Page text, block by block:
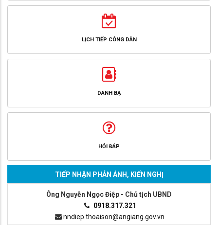
LỊCH TIẾP CÔNG DÂN
DANH BẠ
HỎI ĐÁP
TIẾP NHẬN PHẢN ÁNH, KIẾN NGHỊ
Ông Nguyễn Ngọc Điệp - Chủ tịch UBND
0918.317.321
nndiep.thoaison@angiang.gov.vn